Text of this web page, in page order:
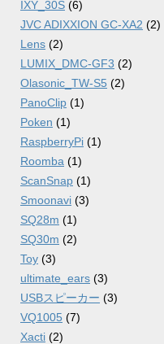
IXY_30S (6)
JVC ADIXXION GC-XA2 (2)
Lens (2)
LUMIX_DMC-GF3 (2)
Olasonic_TW-S5 (2)
PanoClip (1)
Poken (1)
RaspberryPi (1)
Roomba (1)
ScanSnap (1)
Smoonavi (3)
SQ28m (1)
SQ30m (2)
Toy (3)
ultimate_ears (3)
USBスピーカー (3)
VQ1005 (7)
Xacti (2)